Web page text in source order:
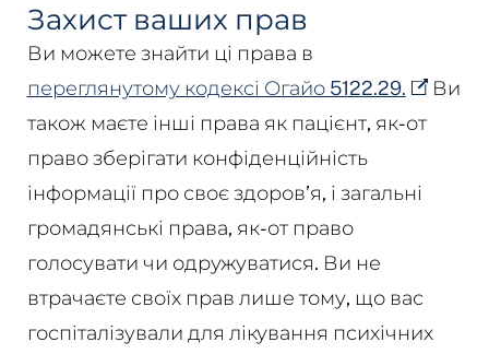
Захист ваших прав
Ви можете знайти ці права в
переглянутому кодексі Огайо 5122.29.
Ви
також маєте інші права як пацієнт, як-от
право зберігати конфіденційність
інформації про своє здоров’я, і загальні
громадянські права, як-от право
голосувати чи одружуватися. Ви не
втрачаєте своїх прав лише тому, що вас
госпіталізували для лікування психічних